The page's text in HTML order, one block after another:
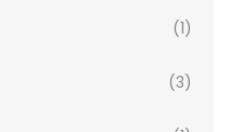
(1)
(3)